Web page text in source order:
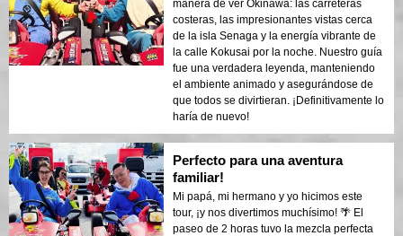
manera de ver Okinawa: las carreteras
costeras, las impresionantes vistas cerca
de la isla Senaga y la energía vibrante de
la calle Kokusai por la noche. Nuestro guía
fue una verdadera leyenda, manteniendo
el ambiente animado y asegurándose de
que todos se divirtieran. ¡Definitivamente lo
haría de nuevo!
Perfecto para una aventura
familiar!
Mi papá, mi hermano y yo hicimos este
tour, ¡y nos divertimos muchísimo! 🌴 El
paseo de 2 horas tuvo la mezcla perfecta